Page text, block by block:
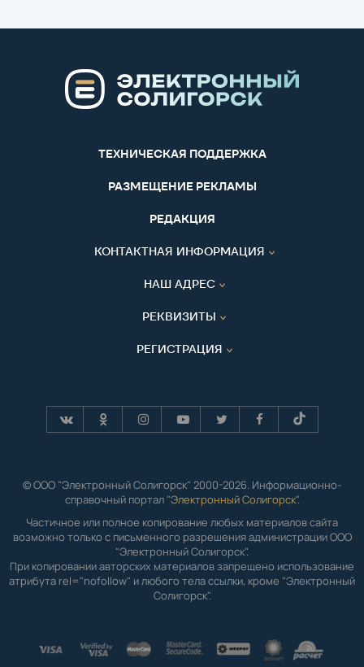
ТЕХНИЧЕСКАЯ ПОДДЕРЖКА
РАЗМЕЩЕНИЕ РЕКЛАМЫ
РЕДАКЦИЯ
КОНТАКТНАЯ ИНФОРМАЦИЯ
НАШ АДРЕС
РЕКВИЗИТЫ
РЕГИСТРАЦИЯ
© ООО "Электронный Солигорск" 2000-2026. Информационно-
справочный портал "Электронный Солигорск".
Частичное или полное копирование любых материалов сайта
возможно только с письменного разрешения администрации ООО
"Электронный Солигорск".
При копировании авторских материалов запрещено использование
атрибута rel="nofollow" и любого тела ссылки, кроме "Электронный
Солигорск".